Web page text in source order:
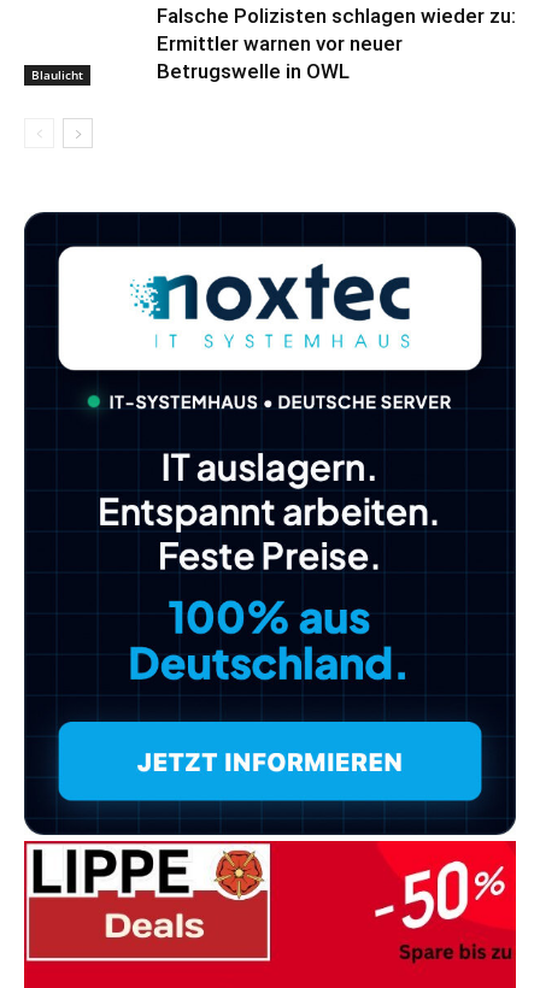
Blaulicht
Falsche Polizisten schlagen wieder zu:
Ermittler warnen vor neuer
Betrugswelle in OWL